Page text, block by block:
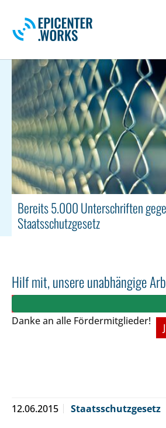
Bereits 5.000 Unterschriften
Staatsschutzgesetz
Hilf mit, unsere unabhängige
Danke an alle Fördermitglieder!
12.06.2015 Staatsschutzgesetz